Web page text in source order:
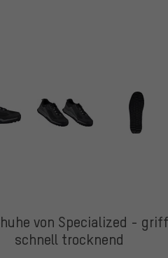
von Specialized -
schnell trocknend